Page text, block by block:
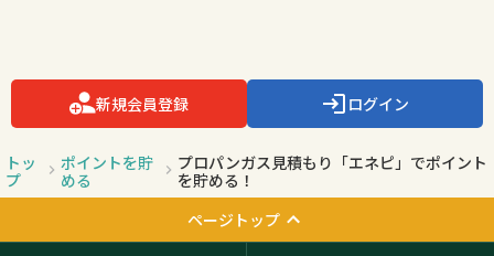
新規会員登録 ログイン
トッ
プ
ポイントを貯
める
プロパンガス見積もり「エネピ」でポイント
を貯める！
ページトップ